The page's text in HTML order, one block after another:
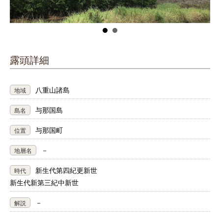
露頭詳細
地域 八重山諸島
島名 与那国島
位置 与那国町
地層名 －
時代
新生代第四紀更新世
新生代新第三紀中新世
解説 －